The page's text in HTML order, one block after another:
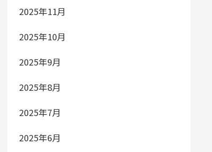
2025年11月
2025年10月
2025年9月
2025年8月
2025年7月
2025年6月